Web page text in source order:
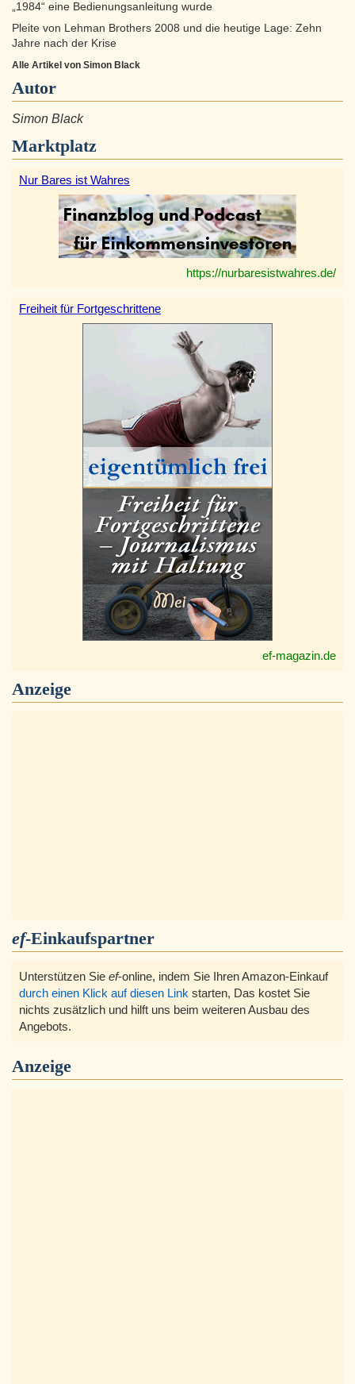
„1984“ eine Bedienungsanleitung wurde
Pleite von Lehman Brothers 2008 und die heutige Lage: Zehn
Jahre nach der Krise
Alle Artikel von Simon Black
Autor
Simon Black
Marktplatz
Nur Bares ist Wahres
https://nurbaresistwahres.de/
Freiheit für Fortgeschrittene
ef-magazin.de
Anzeige
ef-Einkaufspartner
Unterstützen Sie ef-online, indem Sie Ihren Amazon-Einkauf
durch einen Klick auf diesen Link starten, Das kostet Sie
nichts zusätzlich und hilft uns beim weiteren Ausbau des
Angebots.
Anzeige